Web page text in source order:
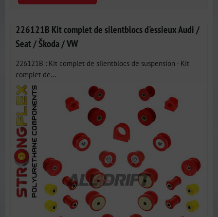
226121B Kit complet de silentblocs d'essieux Audi /
Seat / Škoda / VW
226121B : Kit complet de silentblocs de suspension - Kit
complet de...